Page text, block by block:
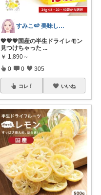
すみこ🍉 美味しいものたくさん🍧
💖💖💖国産の半生ドライレモン
見つけちゃった ...
￥ 1,890～
0 0 305
コレ いいね